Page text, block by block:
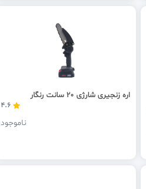
اره زنجیری شارژی 20 سانت رنگار
4.6
ناموجود